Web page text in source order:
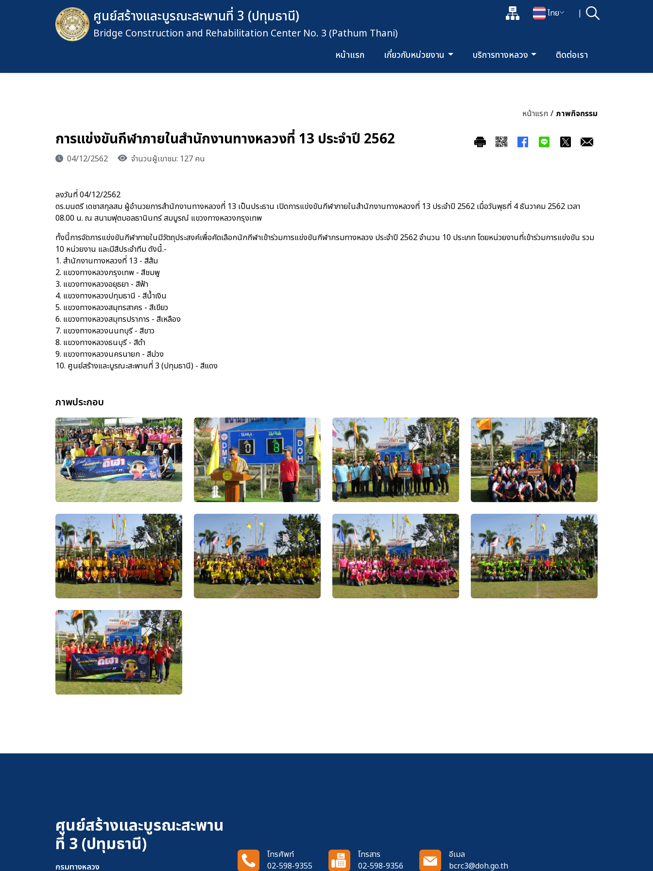
แผนผังเว็บไซต์
เปลี่ยนภาษา
ไทย | ค้นหา
เปิดกล่องค้นหาข้อมูลหลักของเว็บไซต์
ศูนย์สร้างและบูรณะสะพานที่ 3 (ปทุมธานี)
Bridge Construction and Rehabilitation Center No. 3 (Pathum Thani)
หน้าแรก เกี่ยวกับหน่วยงาน บริการทางหลวง ติดต่อเรา
หน้าแรก / ภาพกิจกรรม
การแข่งขันกีฬาภายในสำนักงานทางหลวงที่ 13 ประจำปี 2562
04/12/2562 จำนวนผู้เขาชม: 127 คน
ลงวันที่ 04/12/2562
ดร.มนตรี เดชาสกุลสม ผู้อำนวยการสำนักงานทางหลวงที่ 13 เป็นประธาน เปิดการแข่งขันกีฬาภายในสำนักงานทางหลวงที่ 13 ประจำปี 2562 เมื่อวันพุธที่ 4 ธันวาคม 2562 เวลา
08.00 น. ณ สนามฟุตบอลธานินทร์ สมบูรณ์ แขวงทางหลวงกรุงเทพ
ทั้งนี้การจัดการแข่งขันกีฬาภายในมีวัตถุประสงค์เพื่อคัดเลือกนักกีฬาเข้าร่วมการแข่งขันกีฬากรมทางหลวง ประจำปี 2562 จำนวน 10 ประเภท โดยหน่วยงานที่เข้าร่วมการแข่งขัน รวม
10 หน่วยงาน และมีสีประจำทีม ดังนี้.-
1. สำนักงานทางหลวงที่ 13 - สีส้ม
2. แขวงทางหลวงกรุงเทพ - สีชมพู
3. แขวงทางหลวงอยุธยา - สีฟ้า
4. แขวงทางหลวงปทุมธานี - สีน้ำเงิน
5. แขวงทางหลวงสมุทรสาคร - สีเขียว
6. แขวงทางหลวงสมุทรปราการ - สีเหลือง
7. แขวงทางหลวงนนทบุรี - สีขาว
8. แขวงทางหลวงธนบุรี - สีดำ
9. แขวงทางหลวงนครนายก - สีม่วง
10. ศูนย์สร้างและบูรณะสะพานที่ 3 (ปทุมธานี) - สีแดง
ภาพประกอบ
ศูนย์สร้างและบูรณะสะพาน
ที่ 3 (ปทุมธานี)
กรมทางหลวง
โทรศัพท์
02-598-9355
โทรสาร
02-598-9356
อีเมล
bcrc3@doh.go.th